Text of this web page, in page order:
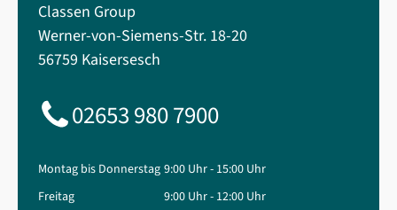
Classen Group
Werner-von-Siemens-Str. 18-20
56759 Kaisersesch
02653 980 7900
Montag bis Donnerstag 9:00 Uhr - 15:00 Uhr
Freitag
9:00 Uhr - 12:00 Uhr